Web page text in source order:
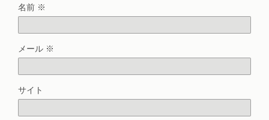
名前 ※
メール ※
サイト